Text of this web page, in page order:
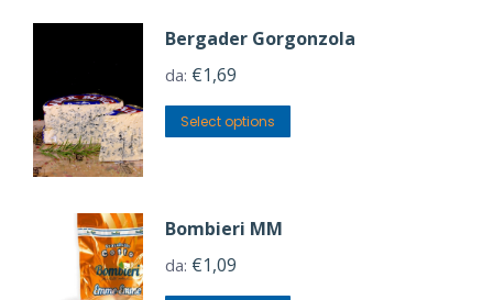
Bergader Gorgonzola
da: €1,69
Select options
Bombieri MM
da: €1,09